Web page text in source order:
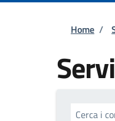
Home /
Cerca i